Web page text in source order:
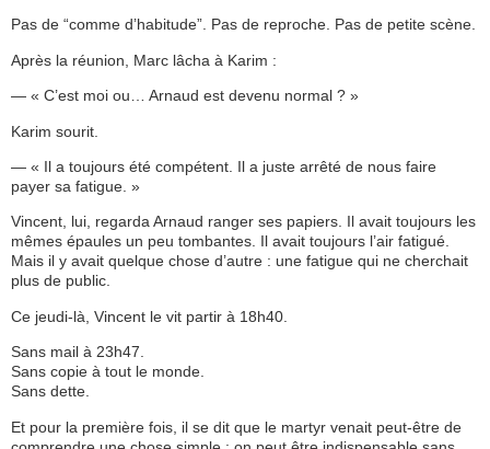
Pas de “comme d’habitude”. Pas de reproche. Pas de petite scène.
Après la réunion, Marc lâcha à Karim :
— « C’est moi ou… Arnaud est devenu normal ? »
Karim sourit.
— « Il a toujours été compétent. Il a juste arrêté de nous faire
payer sa fatigue. »
Vincent, lui, regarda Arnaud ranger ses papiers. Il avait toujours les
mêmes épaules un peu tombantes. Il avait toujours l’air fatigué.
Mais il y avait quelque chose d’autre : une fatigue qui ne cherchait
plus de public.
Ce jeudi-là, Vincent le vit partir à 18h40.
Sans mail à 23h47.
Sans copie à tout le monde.
Sans dette.
Et pour la première fois, il se dit que le martyr venait peut-être de